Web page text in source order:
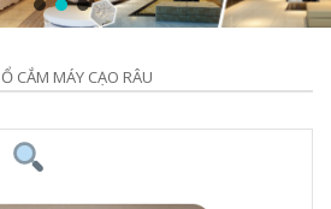
Ổ CẮM MÁY CẠO RÂU